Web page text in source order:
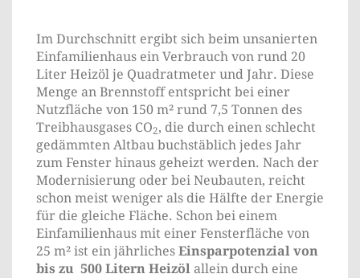
Im Durchschnitt ergibt sich beim unsanierten
Einfamilienhaus ein Verbrauch von rund 20
Liter Heizöl je Quadratmeter und Jahr. Diese
Menge an Brennstoff entspricht bei einer
Nutzfläche von 150 m² rund 7,5 Tonnen des
Treibhausgases CO2, die durch einen schlecht
gedämmten Altbau buchstäblich jedes Jahr
zum Fenster hinaus geheizt werden. Nach der
Modernisierung oder bei Neubauten, reicht
schon meist weniger als die Hälfte der Energie
für die gleiche Fläche. Schon bei einem
Einfamilienhaus mit einer Fensterfläche von
25 m² ist ein jährliches Einsparpotenzial von
bis zu 500 Litern Heizöl allein durch eine